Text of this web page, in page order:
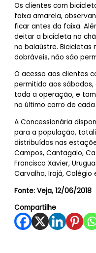
Os clientes com
faixa amarela,
ficar antes da faixa.
deitar a bicicleta no
no balaústre. Bicicletas
dobráveis, não são
O acesso aos clientes
permitido aos
toda a operação, e
no último carro de
A Concessionária
para a população,
distribuídas nas
Campos, Cantagalo,
Francisco Xavier,
Carvalho, Irajá, Colégio
Fonte: Veja, 12/06/2018
Compartilhe